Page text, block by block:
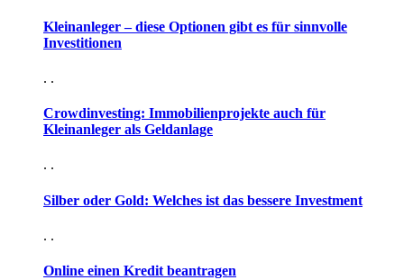
Kleinanleger – diese Optionen gibt es für sinnvolle
Investitionen
. .
Crowdinvesting: Immobilienprojekte auch für
Kleinanleger als Geldanlage
. .
Silber oder Gold: Welches ist das bessere Investment
. .
Online einen Kredit beantragen